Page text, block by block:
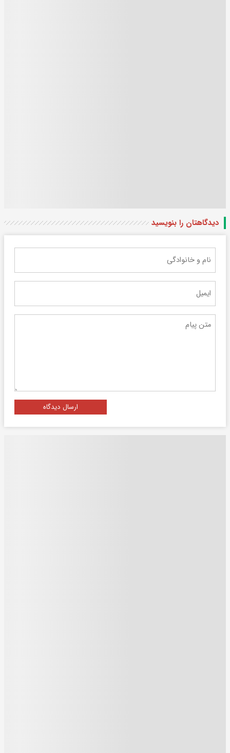
دیدگاهتان را بنویسید
ارسال دیدگاه